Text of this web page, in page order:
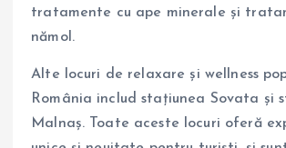
tratamente cu ape minerale și
nămol.
Alte locuri de relaxare și wellness
România includ stațiunea Sovata și
Malnaș. Toate aceste locuri oferă